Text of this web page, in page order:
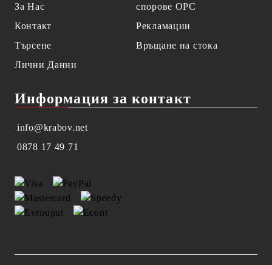
За Нас
Контакт
Търсене
Лични Данни
спорове OPC
Рекламации
Връщане на стока
Информация за контакт
info@krabov.net
0878 17 49 71